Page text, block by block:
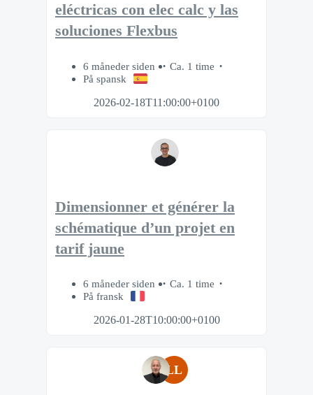
eléctricas con elec calc y las
soluciones Flexbus
6 måneder siden
Ca. 1 time
På spansk
2026-02-18T11:00:00+0100
Dimensionner et générer la
schématique d’un projet en
tarif jaune
6 måneder siden
Ca. 1 time
På fransk
2026-01-28T10:00:00+0100
LL